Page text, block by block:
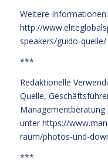
Weitere Informationen:
http://
speakers/guido-quelle/
***
Redaktionelle
Quelle,
unter https://
raum/photos-und-
***